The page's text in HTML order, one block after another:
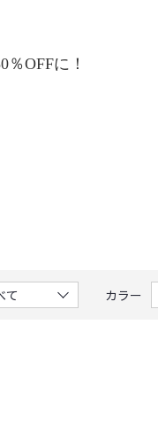
OFFに！
カラー